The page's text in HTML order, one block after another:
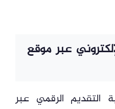
عبر موقع
التقديم الرقمي عبر